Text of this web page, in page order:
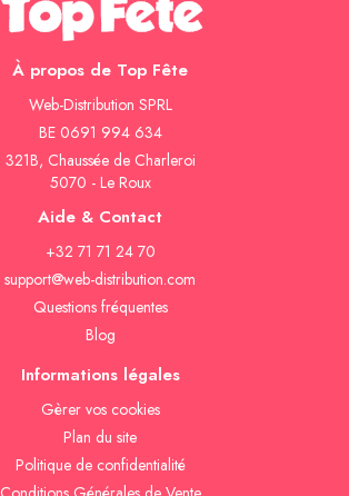
À propos de Top Fête
Web-Distribution SPRL
BE 0691 994 634
321B, Chaussée de Charleroi
5070 - Le Roux
Aide & Contact
+32 71 71 24 70
support@web-distribution.com
Questions fréquentes
Blog
Informations légales
Gèrer vos cookies
Plan du site
Politique de confidentialité